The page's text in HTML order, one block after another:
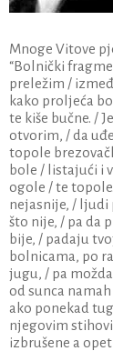
Mnoge Vitove
“Bolnički
preležim /
kako proljeća
te kiše bučne. /
otvorim, / da
topole
bole / listajući i
ogole / te
nejasnije, / ljudi
što nije, / pa da
bije, / padaju
bolnicama, po
jugu, / pa
od sunca
ako ponekad
njegovim
izbrušene a